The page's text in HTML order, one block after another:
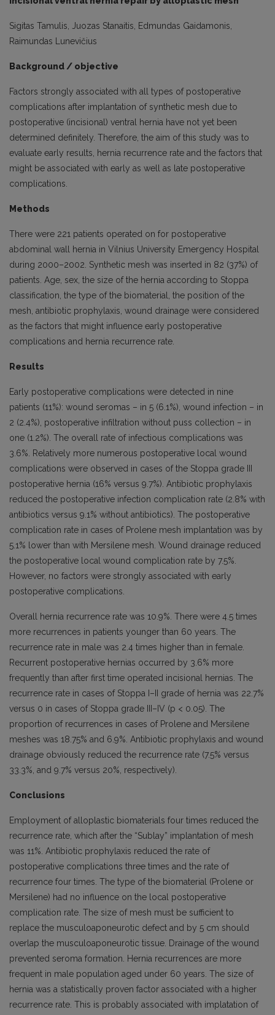
Sigitas Tamulis, Juozas Stanaitis, Edmundas Gaidamonis,
Raimundas Lunevičius
Background / objective
Factors strongly associated with all types of postoperative
complications after implantation of synthetic mesh due to
postoperative (incisional) ventral hernia have not yet been
determined definitely. Therefore, the aim of this study was to
evaluate early results, hernia recurrence rate and the factors that
might be associated with early as well as late postoperative
complications.
Methods
There were 221 patients operated on for postoperative
abdominal wall hernia in Vilnius University Emergency Hospital
during 2000–2002. Synthetic mesh was inserted in 82 (37%) of
patients. Age, sex, the size of the hernia according to Stoppa
classification, the type of the biomaterial, the position of the
mesh, antibiotic prophylaxis, wound drainage were considered
as the factors that might influence early postoperative
complications and hernia recurrence rate.
Results
Early postoperative complications were detected in nine
patients (11%): wound seromas – in 5 (6.1%), wound infection – in
2 (2.4%), postoperative infiltration without puss collection – in
one (1.2%). The overall rate of infectious complications was
3.6%. Relatively more numerous postoperative local wound
complications were observed in cases of the Stoppa grade III
postoperative hernia (16% versus 9.7%). Antibiotic prophylaxis
reduced the postoperative infection complication rate (2.8% with
antibiotics versus 9.1% without antibiotics). The postoperative
complication rate in cases of Prolene mesh implantation was by
5.1% lower than with Mersilene mesh. Wound drainage reduced
the postoperative local wound complication rate by 7.5%.
However, no factors were strongly associated with early
postoperative complications.
Overall hernia recurrence rate was 10.9%. There were 4.5 times
more recurrences in patients younger than 60 years. The
recurrence rate in male was 2.4 times higher than in female.
Recurrent postoperative hernias occurred by 3.6% more
frequently than after first time operated incisional hernias. The
recurrence rate in cases of Stoppa I–II grade of hernia was 22.7%
versus 0 in cases of Stoppa grade III–IV (p < 0.05). The
proportion of recurrences in cases of Prolene and Mersilene
meshes was 18.75% and 6.9%. Antibiotic prophylaxis and wound
drainage obviously reduced the recurrence rate (7.5% versus
33.3%, and 9.7% versus 20%, respectively).
Conclusions
Employment of alloplastic biomaterials four times reduced the
recurrence rate, which after the “Sublay” implantation of mesh
was 11%. Antibiotic prophylaxis reduced the rate of
postoperative complications three times and the rate of
recurrence four times. The type of the biomaterial (Prolene or
Mersilene) had no influence on the local postoperative
complication rate. The size of mesh must be sufficient to
replace the musculoaponeurotic defect and by 5 cm should
overlap the musculoaponeurotic tissue. Drainage of the wound
prevented seroma formation. Hernia recurrences are more
frequent in male population aged under 60 years. The size of
hernia was a statistically proven factor associated with a higher
recurrence rate. This is probably associated with implatation of